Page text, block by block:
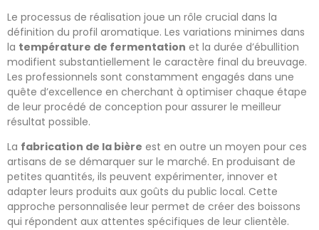
Le processus de réalisation joue un rôle crucial dans la
définition du profil aromatique. Les variations minimes dans
la température de fermentation et la durée d’ébullition
modifient substantiellement le caractère final du breuvage.
Les professionnels sont constamment engagés dans une
quête d’excellence en cherchant à optimiser chaque étape
de leur procédé de conception pour assurer le meilleur
résultat possible.
La fabrication de la bière est en outre un moyen pour ces
artisans de se démarquer sur le marché. En produisant de
petites quantités, ils peuvent expérimenter, innover et
adapter leurs produits aux goûts du public local. Cette
approche personnalisée leur permet de créer des boissons
qui répondent aux attentes spécifiques de leur clientèle.